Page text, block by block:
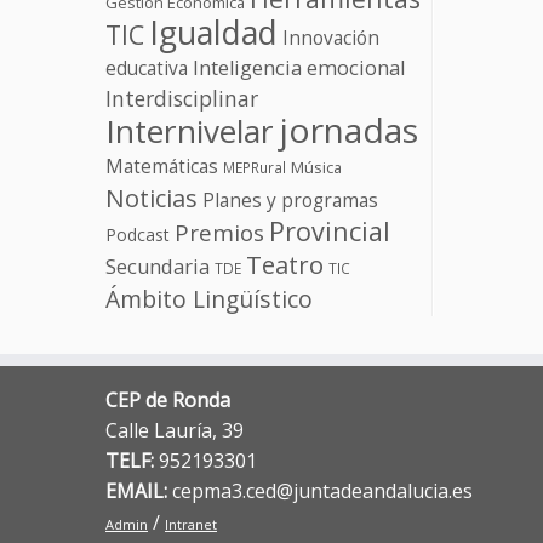
TIC Igualdad Innovación
educativa Inteligencia emocional
Interdisciplinar
Internivelar jornadas
Matemáticas MEPRural Música
Noticias Planes y programas
Podcast Premios Provincial
Secundaria TDE Teatro TIC
Ámbito Lingüístico
CEP de Ronda
Calle Lauría, 39
TELF:952193301
EMAIL:cepma3.ced@juntadeandalucia.es
Admin / Intranet